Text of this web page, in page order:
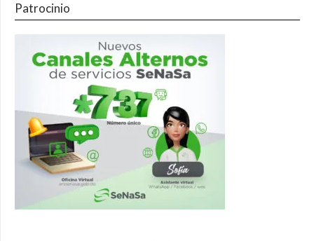
Patrocinio